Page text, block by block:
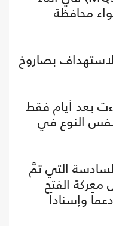
محافظة
بصاروخ
بعدَ أيام فقط
النوع في
التي تمَّ
معركة الفتح
وإسناداً